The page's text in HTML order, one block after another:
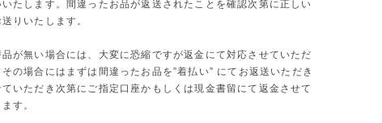
いたします。間違ったお品が返送されたことを確認次第に正しい
りいたします。
品が無い場合には、大変に恐縮ですが返金にて対応させていただ
その場合にはまずは間違ったお品を”着払い” にてお返送いただき
いただき次第にご指定口座かもしくは現金書留にて返金させて
す。